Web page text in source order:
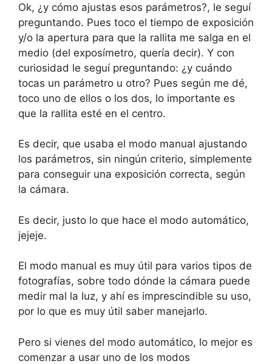
Ok, ¿y cómo ajustas esos parámetros?, le seguí
preguntando. Pues toco el tiempo de exposición
y/o la apertura para que la rallita me salga en el
medio (del exposímetro, quería decir). Y con
curiosidad le seguí preguntando: ¿y cuándo
tocas un parámetro u otro? Pues según me dé,
toco uno de ellos o los dos, lo importante es
que la rallita esté en el centro.
Es decir, que usaba el modo manual ajustando
los parámetros, sin ningún criterio, simplemente
para conseguir una exposición correcta, según
la cámara.
Es decir, justo lo que hace el modo automático,
jejeje.
El modo manual es muy útil para varios tipos de
fotografías, sobre todo dónde la cámara puede
medir mal la luz, y ahí es imprescindible su uso,
por lo que es muy útil saber manejarlo.
Pero si vienes del modo automático, lo mejor es
comenzar a usar uno de los modos